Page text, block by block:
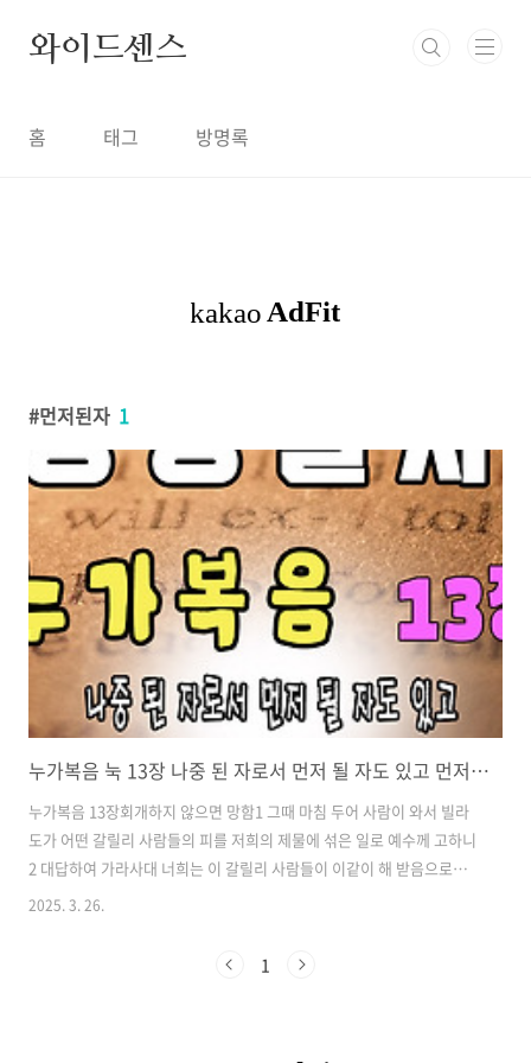
와이드센스
홈 태그 방명록
먼저된자 1
누가복음 눅 13장 나중 된 자로서 먼저 될 자도 있고 먼저 된 자로서 나중 될 자도 있다
누가복음 13장회개하지 않으면 망함1 그때 마침 두어 사람이 와서 빌라
도가 어떤 갈릴리 사람들의 피를 저희의 제물에 섞은 일로 예수께 고하니
2 대답하여 가라사대 너희는 이 갈릴리 사람들이 이같이 해 받음으로써
모든 갈릴리 사람보다 죄가 더 있는 줄 아느냐?3 너희에게 이르노니 아니
서 망대가 무너져 치어 죽은 열여덟 사람이 예루살렘에 거한 모든 사람보
2025. 3. 26.
1